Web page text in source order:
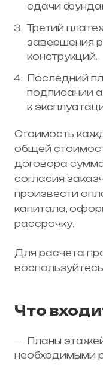
сдачи
Третий
завершения
конструкций.
Последний
подписании
к
Стоимость
общей
договора
согласия
произвести
капитала,
рассрочку.
Для расчета
Что
Планы
необходимыми